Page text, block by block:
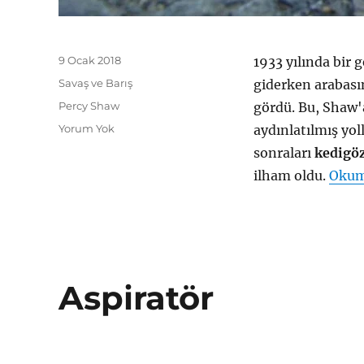
1933 yılında bir
giderken
gördü. Bu,
aydınlatılmış
sonraları
ilham oldu.
Yayın
9 Ocak 2018
Kategoriler
Savaş ve Barış
Etiketler
Percy Shaw
Yorum Yok
Aspiratör